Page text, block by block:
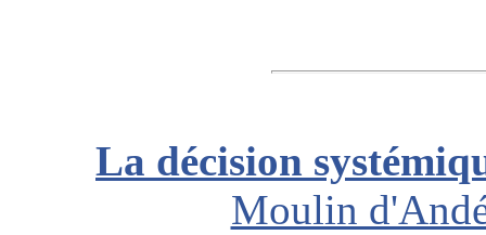
La décision
Moulin